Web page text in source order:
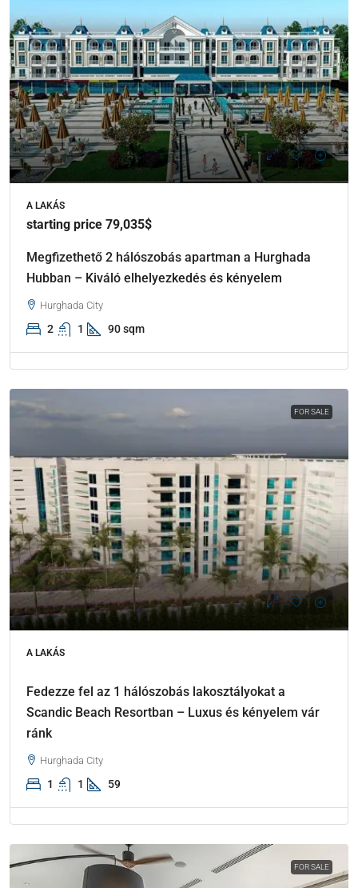
A LAKÁS
starting price 79,035$
Megfizethető 2 hálószobás apartman a Hurghada
Hubban – Kiváló elhelyezkedés és kényelem
Hurghada City
2 1 90 sqm
FOR SALE
A LAKÁS
Fedezze fel az 1 hálószobás lakosztályokat a
Scandic Beach Resortban – Luxus és kényelem vár
ránk
Hurghada City
1 1 59
FOR SALE